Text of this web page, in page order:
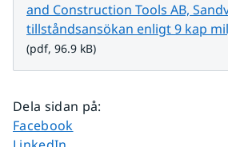
and Construction Tools AB,
tillståndsansökan enligt 9 kap
(pdf, 96.9 kB)
Dela sidan på:
Dela sidan på
Facebook